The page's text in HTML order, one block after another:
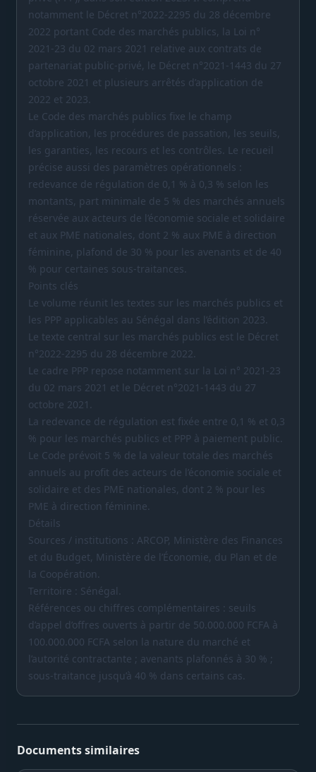
notamment le Décret n°2022-2295 du 28 décembre
2022 portant Code des marchés publics, la Loi n°
2021-23 du 02 mars 2021 relative aux contrats de
partenariat public-privé, le Décret n°2021-1443 du 27
octobre 2021 et plusieurs arrêtés d’application de
2022 et 2023.
Le Code des marchés publics fixe le champ
d’application, les procédures de passation, les seuils,
les garanties, les recours et les contrôles. Le recueil
précise aussi des paramètres opérationnels :
redevance de régulation de 0,1 % à 0,3 % selon les
montants, part minimale de 5 % des marchés annuels
réservée aux acteurs de l’économie sociale et solidaire
et aux PME nationales, dont 2 % aux PME à direction
féminine, plafond de 30 % pour les avenants et de 40
% pour certaines sous-traitances.
Points clés
Le volume réunit les textes sur les marchés publics et
les PPP applicables au Sénégal dans l’édition 2023.
Le texte central sur les marchés publics est le Décret
n°2022-2295 du 28 décembre 2022.
Le cadre PPP repose notamment sur la Loi n° 2021-23
du 02 mars 2021 et le Décret n°2021-1443 du 27
octobre 2021.
La redevance de régulation est fixée entre 0,1 % et 0,3
% pour les marchés publics et PPP à paiement public.
Le Code prévoit 5 % de la valeur totale des marchés
annuels au profit des acteurs de l’économie sociale et
solidaire et des PME nationales, dont 2 % pour les
PME à direction féminine.
Détails
Sources / institutions : ARCOP, Ministère des Finances
et du Budget, Ministère de l’Économie, du Plan et de
la Coopération.
Territoire : Sénégal.
Références ou chiffres complémentaires : seuils
d’appel d’offres ouverts à partir de 50.000.000 FCFA à
100.000.000 FCFA selon la nature du marché et
l’autorité contractante ; avenants plafonnés à 30 % ;
sous-traitance jusqu’à 40 % dans certains cas.
Documents similaires